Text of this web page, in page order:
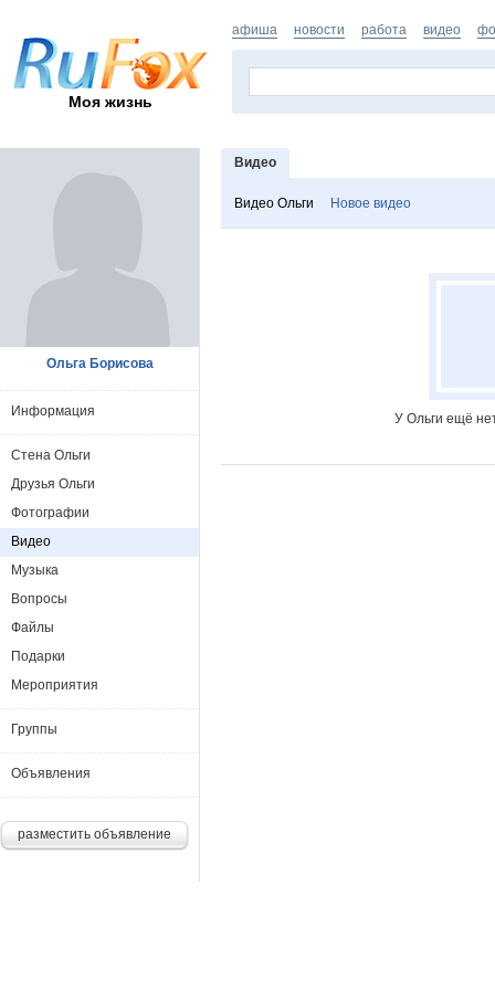
Моя жизнь
афиша новости работа видео
Видео
Видео Ольги Новое видео
У Ольги ещё
Ольга Борисова
Информация
Стена Ольги
Друзья Ольги
Фотографии
Видео
Музыка
Вопросы
Файлы
Подарки
Мероприятия
Группы
Объявления
разместить объявление